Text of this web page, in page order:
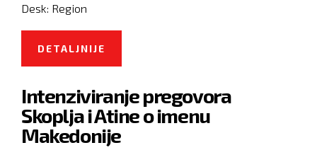
Desk: Region
DETALJNIJE
SRBIMA
Intenziviranje pregovora
Skoplja i Atine o imenu
Makedonije